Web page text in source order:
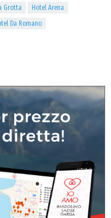
Grotta
Hotel Arena
Da Romano